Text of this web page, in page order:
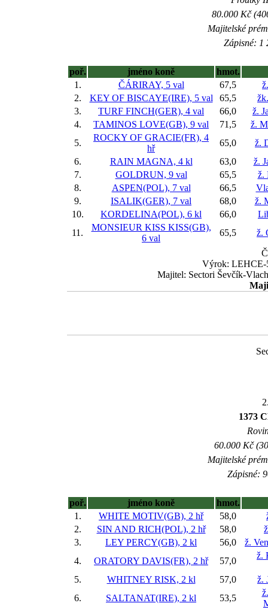
80.000 Kč
Majitelské
Zápisné: 1
poř. jméno koně
hmot.
1.
ČÁRIRAY, 5 val 67,5
2.
KEY OF BISCAYE(IRE), 5 val 65,5
3.
TURF FINCH(GER), 4 val 66,0
ž.
4.
TAMINOS LOVE(GB), 9 val 71,5
ž.
5.
ROCKY OF GRACIE(FR), 4
hř
65,0
ž.
6.
RAIN MAGNA, 4 kl 63,0
ž.
7.
GOLDRUN, 9 val 65,5
ž.
8.
ASPEN(POL), 7 val 66,5
9.
ISALIK(GER), 7 val 68,0
ž.
10.
KORDELINA(POL), 6 kl 66,0
11.
MONSIEUR KISS KISS(GB),
6 val
65,5
ž.
Výrok: LEHCE-
Majitel: Sectori Ševčík-
1373
60.000 Kč
Majitelské
Zápisné:
poř. jméno koně
hmot.
1.
WHITE MOTIV(GB), 2 hř 58,0
2.
SIN AND RICH(POL), 2 hř 58,0
3.
LEY PERCY(GB), 2 kl 56,0
ž.
4.
ORATORY DAVIS(FR), 2 hř 57,0
ž.
5. WHITNEY RISK, 2 kl 57,0
ž.
6.
SALTANAT(IRE), 2 kl 53,5